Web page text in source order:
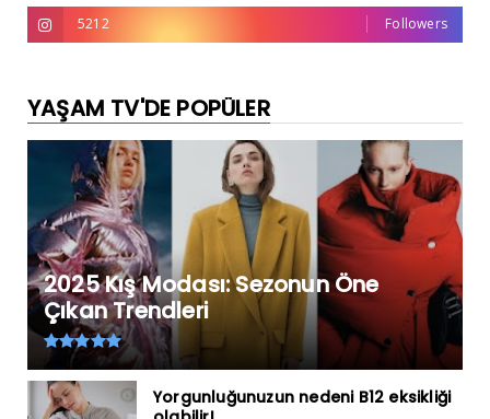
5212 Followers
YAŞAM TV'DE POPÜLER
2025 Kış Modası: Sezonun Öne
Çıkan Trendleri
Yorgunluğunuzun nedeni B12 eksikliği